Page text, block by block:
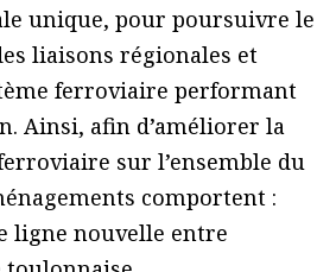
unique, pour poursuivre le
liaisons régionales et
ferroviaire performant
Ainsi, afin d’améliorer la
sur l’ensemble du
comportent :
ligne nouvelle entre